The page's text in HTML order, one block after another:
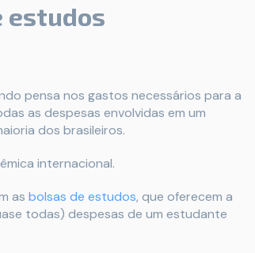
estudos
pensa nos gastos necessários para a
as despesas envolvidas em um
dos brasileiros.
internacional.
as bolsas de estudos, que oferecem a
todas) despesas de um estudante